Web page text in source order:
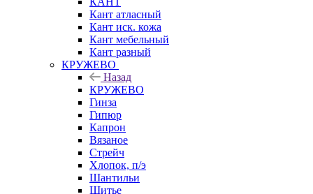
Кант атласный
Кант иск. кожа
Кант мебельный
Кант разный
КРУЖЕВО
Назад
КРУЖЕВО
Гинза
Гипюр
Капрон
Вязаное
Стрейч
Хлопок, п/э
Шантильи
Шитье